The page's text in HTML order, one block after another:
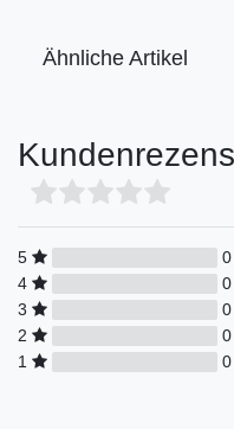
Ähnliche Artikel
5
0
4
0
3
0
2
0
1
0